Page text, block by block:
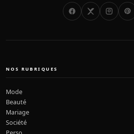
NOS RUBRIQUES
Mode
Beauté
Mariage
Société